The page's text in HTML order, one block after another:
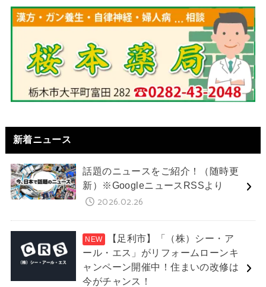
新着ニュース
話題のニュースをご紹介！（随時更
新）※GoogleニュースRSSより
2026.02.26
【足利市】「（株）シー・ア
ール・エス」がリフォームローンキ
ャンペーン開催中！住まいの改修は
今がチャンス！